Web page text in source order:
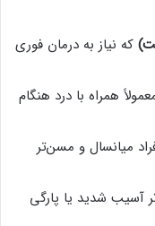
که نیاز به درمان فوری
همراه با درد هنگام
میانسال و مسن‌تر
آسیب شدید یا پارگی